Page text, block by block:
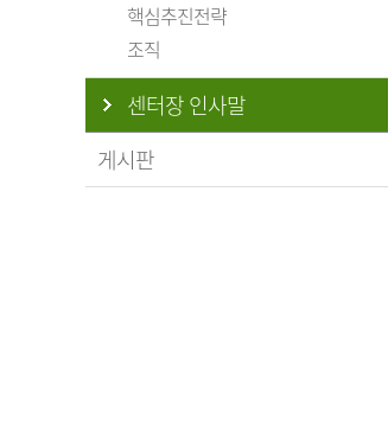
핵심추진전략
조직
센터장 인사말
게시판